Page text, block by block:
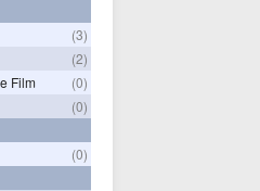
(3)
(2)
Film
(0)
(0)
(0)